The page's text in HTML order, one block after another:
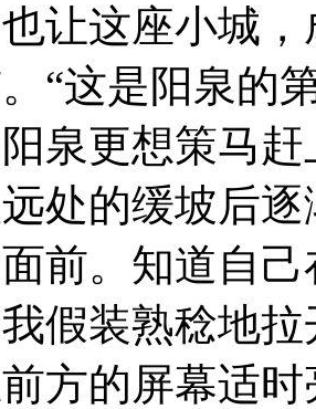
让这座小城
“这是阳泉的
泉更想策马
处的缓坡后
前。知道自
假装熟稔地
方的屏幕适